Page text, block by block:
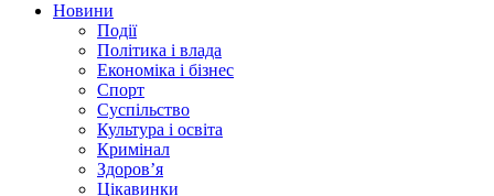
Новини
Події
Політика і влада
Економіка і бізнес
Спорт
Суспільство
Культура і освіта
Кримінал
Здоров’я
Цікавинки